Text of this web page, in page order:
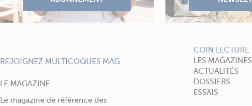
REJOIGNEZ MULTICOQUES MAG
LE MAGAZINE
Le magazine de référence des
COIN LECTURE
LES MAGAZINES
ACTUALITÉS
DOSSIERS
ESSAIS